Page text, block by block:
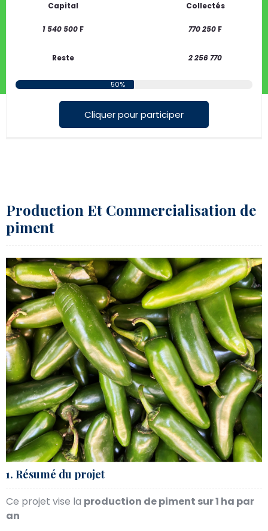
Capital
1 540 500 F
Collectés
770 250 F
Reste 2 256 770
50%
Cliquer pour participer
Production Et Commercialisation de
piment​
1. Résumé du projet
Ce projet vise la production de piment sur 1 ha par
an